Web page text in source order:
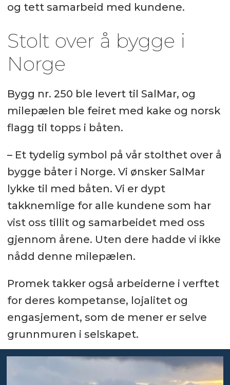
og tett samarbeid med kundene.
Stolt over å bygge i
Norge
Bygg nr. 250 ble levert til SalMar, og
milepælen ble feiret med kake og norsk
flagg til topps i båten.
– Et tydelig symbol på vår stolthet over å
bygge båter i Norge. Vi ønsker SalMar
lykke til med båten. Vi er dypt
takknemlige for alle kundene som har
vist oss tillit og samarbeidet med oss
gjennom årene. Uten dere hadde vi ikke
nådd denne milepælen.
Promek takker også arbeiderne i verftet
for deres kompetanse, lojalitet og
engasjement, som de mener er selve
grunnmuren i selskapet.